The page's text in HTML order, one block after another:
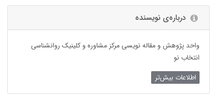
درباره‌ی نویسنده
واحد پژوهش و مقاله نویسی مرکز مشاوره و کلینیک روانشناسی
انتخاب نو
اطلاعات بیش‌تر